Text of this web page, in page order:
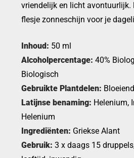
vriendelijk en licht avontuurlijk.
flesje zonneschijn voor je
Inhoud: 50 ml
Alcoholpercentage: 40%
Biologisch
Gebruikte Plantdelen:
Latijnse benaming: Helenium,
Helenium
Ingrediënten: Griekse Alant
Gebruik: 3 x daags 15